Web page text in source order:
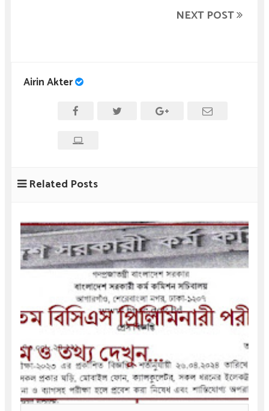
NEXT POST
Airin Akter
Related Posts